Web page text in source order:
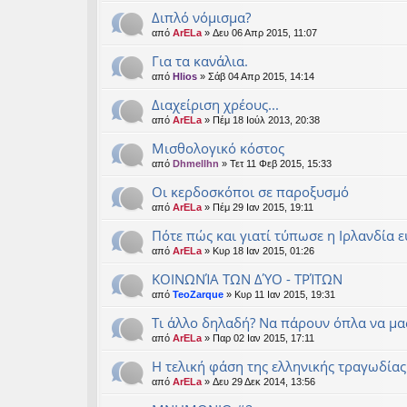
Διπλό νόμισμα?
από ArELa » Δευ 06 Απρ 2015, 11:07
Για τα κανάλια.
από Hlios » Σάβ 04 Απρ 2015, 14:14
Διαχείριση χρέους...
από ArELa » Πέμ 18 Ιούλ 2013, 20:38
Μισθολογικό κόστος
από Dhmellhn » Τετ 11 Φεβ 2015, 15:33
Οι κερδοσκόποι σε παροξυσμό
από ArELa » Πέμ 29 Ιαν 2015, 19:11
Πότε πώς και γιατί τύπωσε η Ιρλανδία
από ArELa » Κυρ 18 Ιαν 2015, 01:26
ΚΟΙΝΩΝΊΑ ΤΩΝ ΔΎΟ - ΤΡΊΤΩΝ
από TeoZarque » Κυρ 11 Ιαν 2015, 19:31
Τι άλλο δηλαδή? Να πάρουν όπλα να
από ArELa » Παρ 02 Ιαν 2015, 17:11
Η τελική φάση της ελληνικής τραγωδίας
από ArELa » Δευ 29 Δεκ 2014, 13:56